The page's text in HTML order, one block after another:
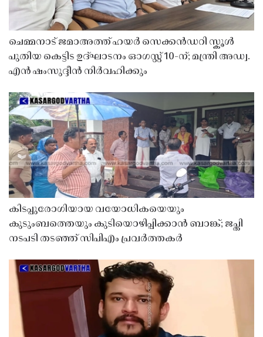
ചെമ്മനാട് ജമാഅത്ത് ഹയർ സെക്കൻഡറി സ്കൂൾ
പുതിയ കെട്ടിട ഉദ്ഘാടനം ഓഗസ്റ്റ് 10-ന്; മന്ത്രി അഡ്വ.
എൻ ഷംസുദ്ദീൻ നിർവഹിക്കും
കിടപ്പുരോഗിയായ വയോധികയെയും
കുടുംബത്തെയും കുടിയൊഴിപ്പിക്കാൻ ബാങ്ക്; ജപ്തി
നടപടി തടഞ്ഞ് സിപിഎം പ്രവർത്തകർ